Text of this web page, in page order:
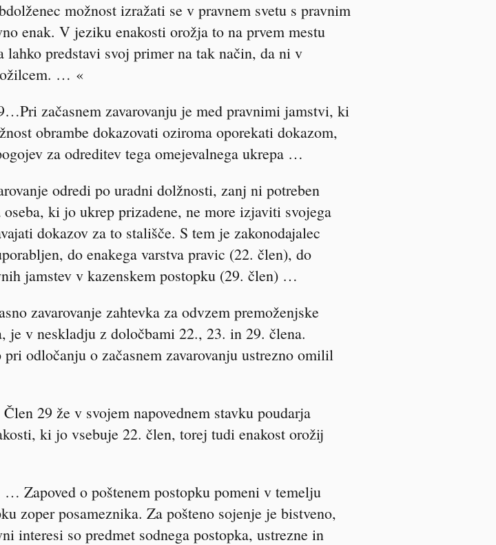
možnost izražati se v pravnem svetu s pravnim
enak. V jeziku enakosti orožja to na prvem mestu
lahko predstavi svoj primer na tak način, da ni v
… «
začasnem zavarovanju je med pravnimi jamstvi, ki
obrambe dokazovati oziroma oporekati dokazom,
za odreditev tega omejevalnega ukrepa …
odredi po uradni dolžnosti, zanj ni potreben
ki jo ukrep prizadene, ne more izjaviti svojega
dokazov za to stališče. S tem je zakonodajalec
do enakega varstva pravic (22. člen), do
jamstev v kazenskem postopku (29. člen) …
zavarovanje zahtevka za odvzem premoženjske
je v neskladju z določbami 22., 23. in 29. člena.
odločanju o začasnem zavarovanju ustrezno omilil
29 že v svojem napovednem stavku poudarja
ki jo vsebuje 22. člen, torej tudi enakost orožij
Zapoved o poštenem postopku pomeni v temelju
zoper posameznika. Za pošteno sojenje je bistveno,
interesi so predmet sodnega postopka, ustrezne in